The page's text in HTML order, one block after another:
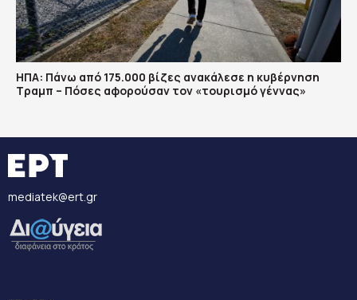
ΗΠΑ: Πάνω από 175.000 βίζες ανακάλεσε η κυβέρνηση
Τραμπ – Πόσες αφορούσαν τον «τουρισμό γέννας»
mediatek@ert.gr